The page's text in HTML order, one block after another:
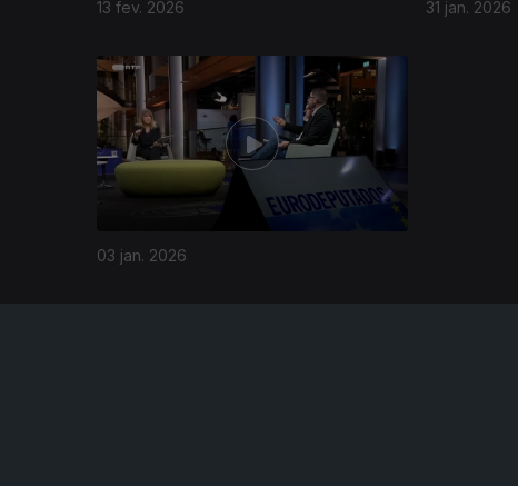
13 fev. 2026 31 jan. 2026
03 jan. 2026
899876